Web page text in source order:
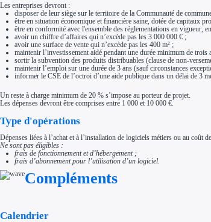
Les entreprises devront :
disposer de leur siège sur le territoire de la Communauté de
être en situation économique et financière saine, dotée de capitaux
être en conformité avec l'ensemble des réglementations en vigueur,
avoir un chiffre d’affaires qui n’excède pas les 3 000 000 € ;
avoir une surface de vente qui n’excède pas les 400 m² ;
maintenir l’investissement aidé pendant une durée minimum de trois
sortir la subvention des produits distribuables (clause de non-
maintenir l’emploi sur une durée de 3 ans (sauf circonstances
informer le CSE de l’octroi d’une aide publique dans un délai de 3
Un reste à charge minimum de 20 % s’impose au porteur de projet.
Les dépenses devront être comprises entre 1 000 et 10 000 €.
Type d'opérations
Dépenses liées à l’achat et à l’installation de logiciels métiers ou au coût
Ne sont pas éligibles :
frais de fonctionnement et d’hébergement ;
frais d’abonnement pour l’utilisation d’un logiciel.
Compléments
Calendrier